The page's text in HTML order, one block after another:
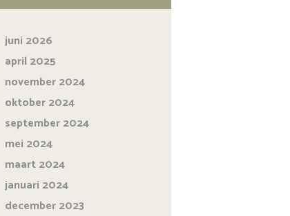
juni 2026
april 2025
november2024
oktober2024
september2024
mei 2024
maart2024
januari 2024
december2023